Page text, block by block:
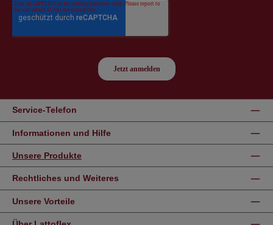
Service-Telefon
Informationen und Hilfe
Unsere Produkte
Rechtliches und Weiteres
Unsere Vorteile